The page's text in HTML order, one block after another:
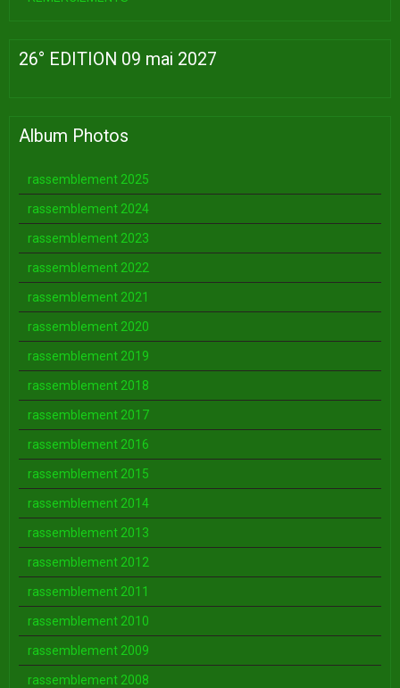
26° EDITION 09 mai 2027
Album Photos
rassemblement 2025
rassemblement 2024
rassemblement 2023
rassemblement 2022
rassemblement 2021
rassemblement 2020
rassemblement 2019
rassemblement 2018
rassemblement 2017
rassemblement 2016
rassemblement 2015
rassemblement 2014
rassemblement 2013
rassemblement 2012
rassemblement 2011
rassemblement 2010
rassemblement 2009
rassemblement 2008